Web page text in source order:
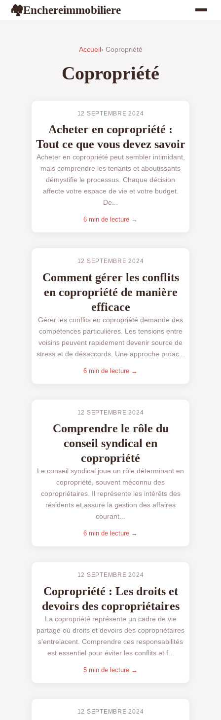
🏘Enchereimmobiliere
Accueil › Copropriété
Copropriété
12 SEPTEMBRE 2024
Acheter en copropriété :
Tout ce que vous devez savoir
Acheter en copropriété peut sembler intimidant,
mais comprendre les tenants et aboutissants
démystifie le processus. Chaque décision
affecte votre espace de vie et votre budget.
De...
6 min de lecture →
12 SEPTEMBRE 2024
Comment gérer les conflits
en copropriété de manière
efficace
Gérer les conflits en copropriété demande des
compétences particulières. Les tensions entre
voisins peuvent rapidement devenir source de
stress et de désaccords. Une approche proac...
6 min de lecture →
12 SEPTEMBRE 2024
Comprendre le rôle du
conseil syndical en
copropriété
Le conseil syndical joue un rôle déterminant en
copropriété, souvent méconnu des
copropriétaires. Il représente les intérêts des
résidents et assure la gestion des affaires
courant...
6 min de lecture →
12 SEPTEMBRE 2024
Copropriété : Les droits et
devoirs des copropriétaires
La copropriété représente un cadre de vie
partagé où droits et devoirs des copropriétaires
s'entrelacent. Comprendre ces responsabilités
est essentiel pour éviter les conflits et f...
5 min de lecture →
12 SEPTEMBRE 2024